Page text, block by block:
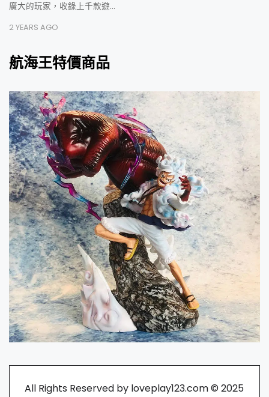
廣大的玩家，收錄上千款遊…
2 YEARS AGO
航海王特價商品
All Rights Reserved by loveplay123.com © 2025